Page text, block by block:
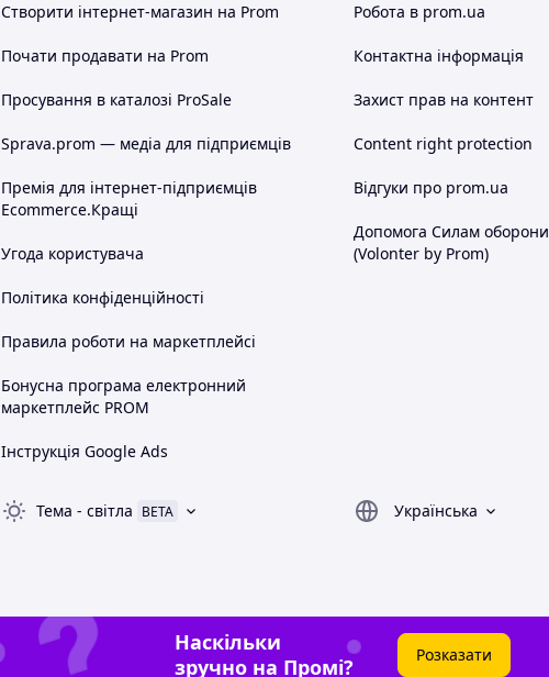
Створити інтернет-магазин на Prom
Почати продавати на Prom
Просування в каталозі ProSale
Sprava.prom — медіа для підприємців
Премія для інтернет-підприємців
Ecommerce.Кращі
Угода користувача
Політика конфіденційності
Правила роботи на маркетплейсі
Бонусна програма електронний
маркетплейс PROM
Інструкція Google Ads
Робота в prom.ua
Контактна інформація
Захист прав на контент
Content right protection
Відгуки про prom.ua
Допомога Силам оборони
(Volonter by Prom)
Тема - світла BETA
Українська
Наскільки
зручно на Промі?
Розказати